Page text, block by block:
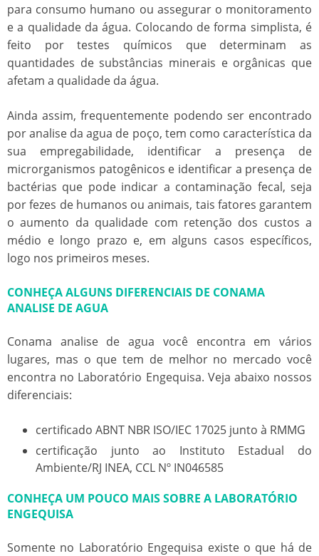
para consumo humano ou assegurar o monitoramento
e a qualidade da água. Colocando de forma simplista, é
feito por testes químicos que determinam as
quantidades de substâncias minerais e orgânicas que
afetam a qualidade da água.
Ainda assim, frequentemente podendo ser encontrado
por analise da agua de poço, tem como característica da
sua empregabilidade, identificar a presença de
microrganismos patogênicos e identificar a presença de
bactérias que pode indicar a contaminação fecal, seja
por fezes de humanos ou animais, tais fatores garantem
o aumento da qualidade com retenção dos custos a
médio e longo prazo e, em alguns casos específicos,
logo nos primeiros meses.
CONHEÇA ALGUNS DIFERENCIAIS DE CONAMA
ANALISE DE AGUA
Conama analise de agua você encontra em vários
lugares, mas o que tem de melhor no mercado você
encontra no Laboratório Engequisa. Veja abaixo nossos
diferenciais:
certificado ABNT NBR ISO/IEC 17025 junto à RMMG
certificação junto ao Instituto Estadual do
Ambiente/RJ INEA, CCL Nº IN046585
CONHEÇA UM POUCO MAIS SOBRE A LABORATÓRIO
ENGEQUISA
Somente no Laboratório Engequisa existe o que há de